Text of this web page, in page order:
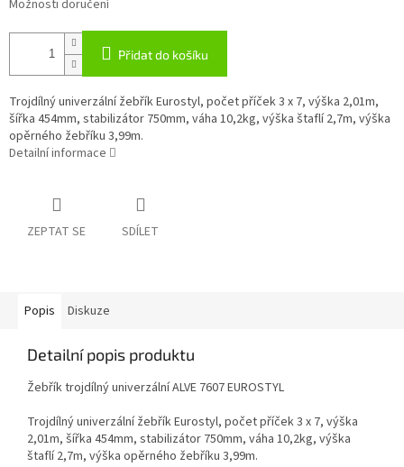
Možnosti doručení
Přidat do košíku
Trojdílný univerzální žebřík Eurostyl, počet příček 3 x 7, výška 2,01m,
šířka 454mm, stabilizátor 750mm, váha 10,2kg, výška štaflí 2,7m, výška
opěrného žebříku 3,99m.
Detailní informace
ZEPTAT SE SDÍLET
Popis Diskuze
Detailní popis produktu
Žebřík trojdílný univerzální ALVE 7607 EUROSTYL
Trojdílný univerzální žebřík Eurostyl, počet příček 3 x 7, výška
2,01m, šířka 454mm, stabilizátor 750mm, váha 10,2kg, výška
štaflí 2,7m, výška opěrného žebříku 3,99m.